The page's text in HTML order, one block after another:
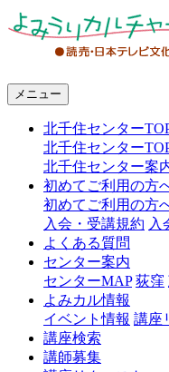
メニュー
北千住センター
北千住センター
北千住センター案
初めてご利用の方
初めてご利用の方
入会・受講規約 入
よくある質問
センター案内
センターMAP 荻窪
よみカル情報
イベント情報 講座
講座検索
講師募集